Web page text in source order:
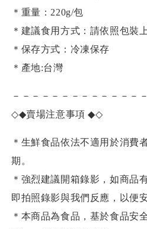
＊重量：220g/包
＊建議食用方式：請依照包裝
＊保存方式：冷凍保存
＊產地:台灣
－－－－－－－－－－－－－
◇◆賣場注意事項◆◇
＊生鮮食品依法不適用於消費
期。
＊強烈建議開箱錄影，如商品
即拍照錄影與我們反應，以便
＊本商品為食品，基於食品安